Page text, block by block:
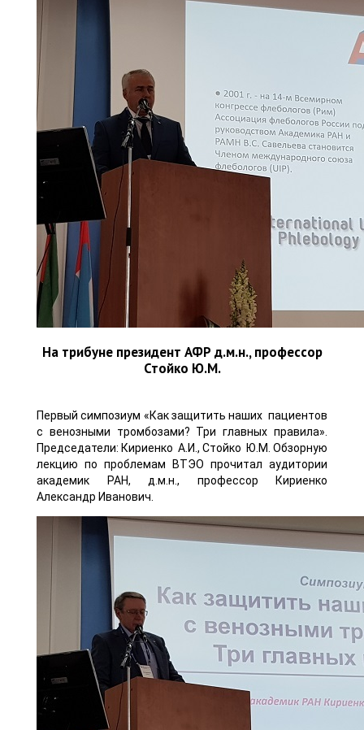
На трибуне президент АФР д.м.н., профессор
Стойко Ю.М.
Первый симпозиум «Как защитить наших пациентов
с венозными тромбозами? Три главных правила».
Председатели: Кириенко А.И., Стойко Ю.М. Обзорную
лекцию по проблемам ВТЭО прочитал аудитории
академик РАН, д.м.н., профессор Кириенко
Александр Иванович.